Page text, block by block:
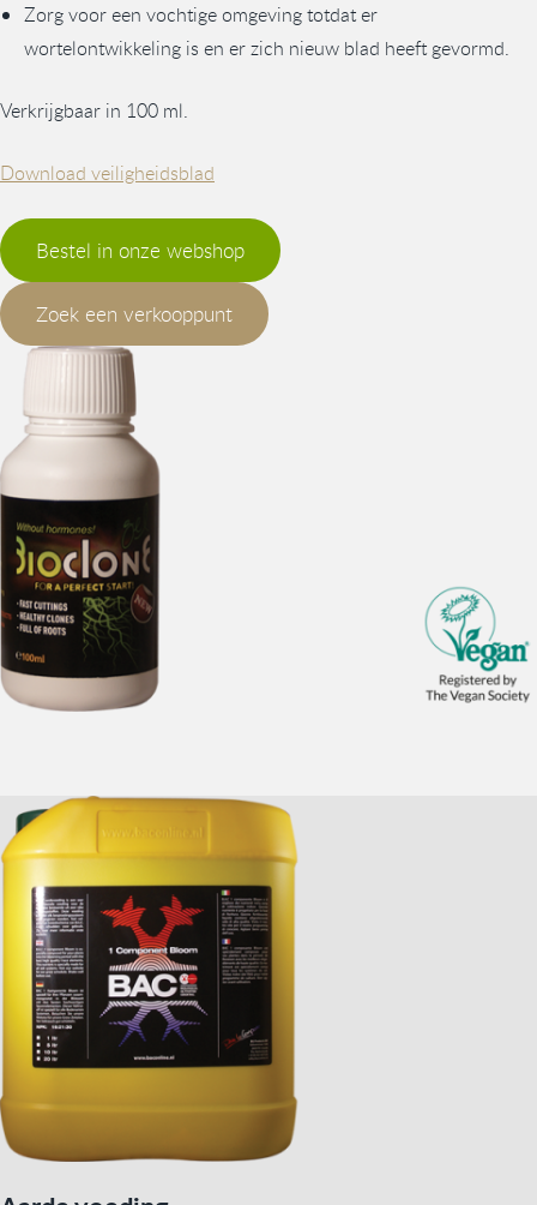
Zorg voor een vochtige omgeving totdat er
wortelontwikkeling is en er zich nieuw blad heeft gevormd.
Verkrijgbaar in 100 ml.
Download veiligheidsblad
Bestel in onze webshop
Zoek een verkooppunt